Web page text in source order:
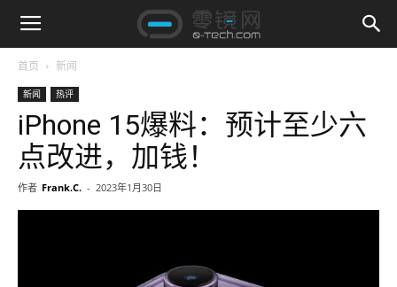
首页 新闻
新闻 热评
iPhone 15爆料：预计至少六
点改进，加钱！
作者 Frank.C. - 2023年1月30日